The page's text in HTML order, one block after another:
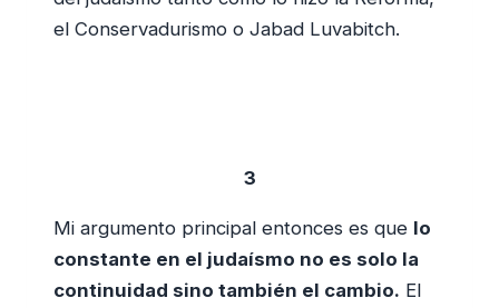
el Conservadurismo o Jabad Luvabitch.
3
Mi argumento principal entonces es que lo
constante en el judaísmo no es solo la
continuidad sino también el cambio. El